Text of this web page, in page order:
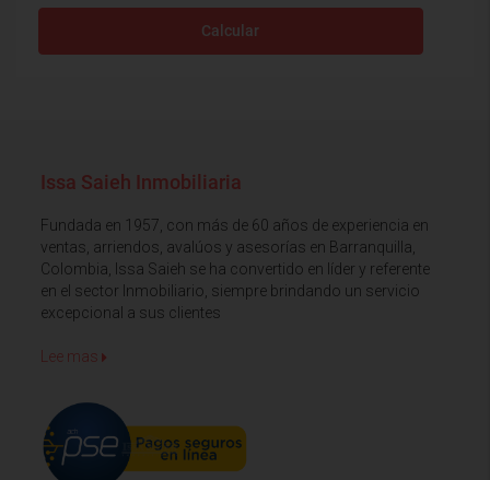
Calcular
Issa Saieh Inmobiliaria
Fundada en 1957, con más de 60 años de experiencia en
ventas, arriendos, avalúos y asesorías en Barranquilla,
Colombia, Issa Saieh se ha convertido en líder y referente
en el sector Inmobiliario, siempre brindando un servicio
excepcional a sus clientes
Lee mas